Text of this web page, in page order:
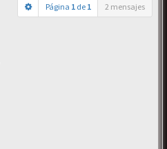
Página 1 de 1 2 mensajes